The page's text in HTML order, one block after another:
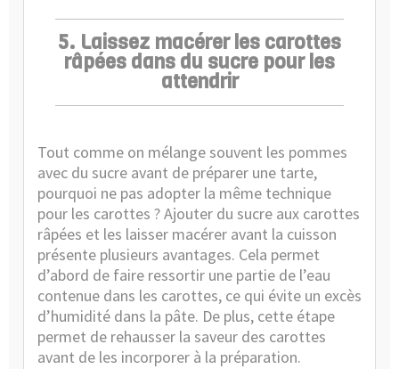
5. Laissez macérer les carottes
râpées dans du sucre pour les
attendrir
Tout comme on mélange souvent les pommes
avec du sucre avant de préparer une tarte,
pourquoi ne pas adopter la même technique
pour les carottes ? Ajouter du sucre aux carottes
râpées et les laisser macérer avant la cuisson
présente plusieurs avantages. Cela permet
d’abord de faire ressortir une partie de l’eau
contenue dans les carottes, ce qui évite un excès
d’humidité dans la pâte. De plus, cette étape
permet de rehausser la saveur des carottes
avant de les incorporer à la préparation.